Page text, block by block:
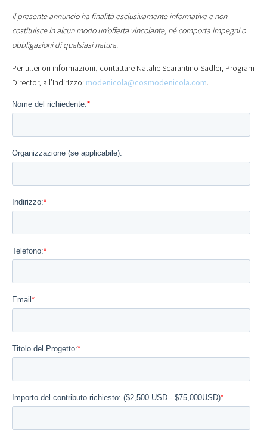
Il presente annuncio ha finalità esclusivamente informative e non
costituisce in alcun modo un’offerta vincolante, né comporta impegni o
obbligazioni di qualsiasi natura.
Per ulteriori informazioni, contattare Natalie Scarantino Sadler, Program
Director, all’indirizzo: modenicola@cosmodenicola.com.